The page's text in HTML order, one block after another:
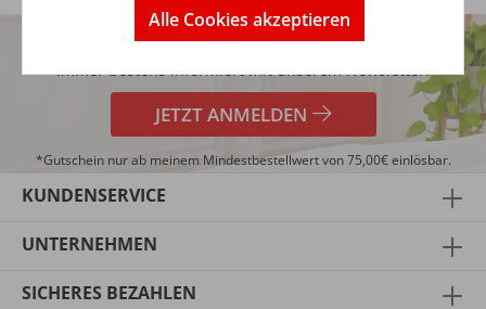
TRENDBUY24 NEWSLETTER
Immer bestens informiert mit unserem Newsletter!
JETZT ANMELDEN
*Gutschein nur ab meinem Mindestbestellwert von 75,00€ einlösbar.
KUNDENSERVICE
UNTERNEHMEN
SICHERES BEZAHLEN
Alle Cookies akzeptieren